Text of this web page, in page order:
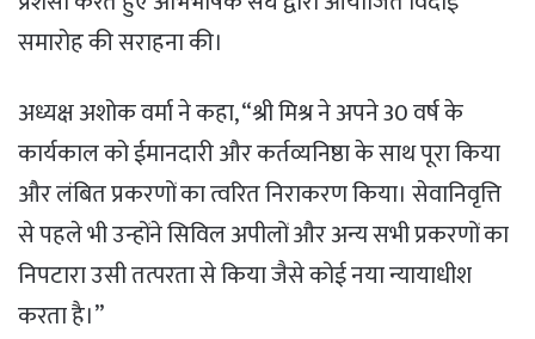
समारोह की सराहना की।
अध्यक्ष अशोक वर्मा ने कहा, “श्री मिश्र ने अपने 30 वर्ष के
कार्यकाल को ईमानदारी और कर्तव्यनिष्ठा के साथ पूरा किया
और लंबित प्रकरणों का त्वरित निराकरण किया। सेवानिवृत्ति
से पहले भी उन्होंने सिविल अपीलों और अन्य सभी प्रकरणों का
निपटारा उसी तत्परता से किया जैसे कोई नया न्यायाधीश
करता है।”